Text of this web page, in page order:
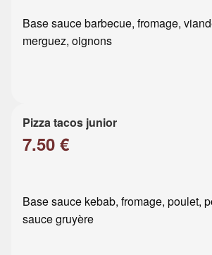
Base sauce barbecue, fromage,
merguez, oignons
Pizza tacos junior
7.50 €
Base sauce kebab, fromage, poulet,
sauce gruyère